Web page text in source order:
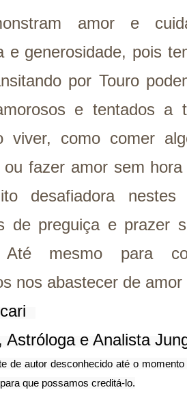
amor e
e generosidade, pois
por Touro
e tentados a
viver, como comer
ou fazer amor sem
desafiadora
de preguiça e prazer
Até mesmo para
nos abastecer de
Astróloga e Analista
de autor desconhecido até o
que possamos creditá-lo.